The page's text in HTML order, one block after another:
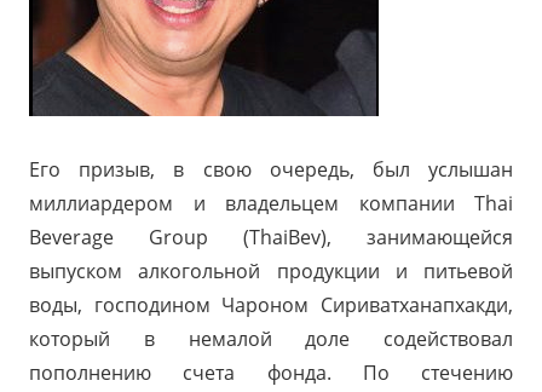
Его призыв, в свою очередь, был услышан
миллиардером и владельцем компании Thai
Beverage Group (ThaiBev), занимающейся
выпуском алкогольной продукции и питьевой
воды, господином Чароном Сириватханапхакди,
который в немалой доле содействовал
пополнению счета фонда. По стечению